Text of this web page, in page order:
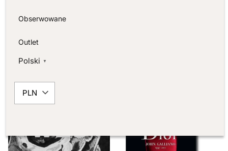
350,00ZŁ
Obserwowane
Outlet
Polski ▼
PLN